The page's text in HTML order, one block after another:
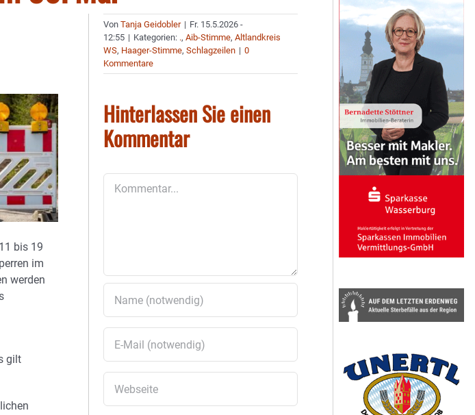
bis 19
im
werden
gilt
VonTanja Geidobler | Fr. 15.5.2026 -
12:55 | Kategorien: .,Aib-Stimme,Altlandkreis
WS, Haager-Stimme,Schlagzeilen | 0
Kommentare
Hinterlassen Sie einen
Kommentar